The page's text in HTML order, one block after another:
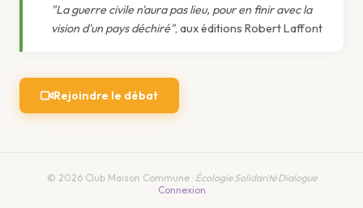
"La guerre civile n'aura pas lieu, pour en finir avec la
vision d'un pays déchiré", aux éditions Robert Laffont
Rejoindre le débat
© 2026 Club Maison Commune · Écologie Solidarité Dialogue
Connexion